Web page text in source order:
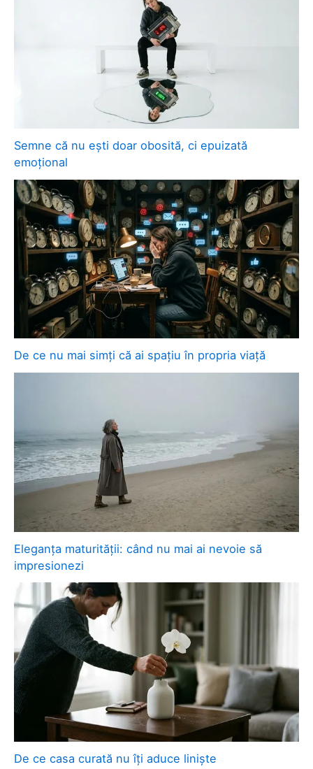
Semne că nu ești doar obosită, ci epuizată
emoțional
De ce nu mai simți că ai spațiu în propria viață
Eleganța maturității: când nu mai ai nevoie să
impresionezi
De ce casa curată nu îți aduce liniște